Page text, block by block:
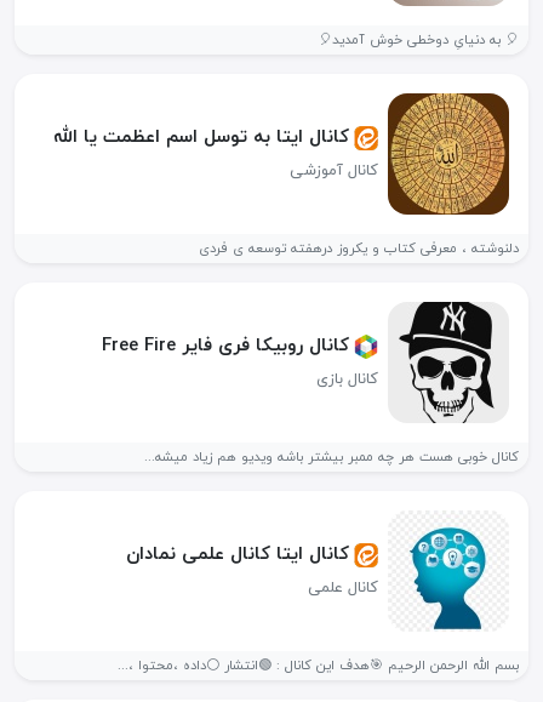
🎈 به دنیایِ دوخطی خوش آمدید🎈
کانال ایتا به توسل اسم اعظمت یا الله
کانال آموزشی
دلنوشته ، معرفی کتاب و یکروز درهفته توسعه ی فردی
کانال روبیکا فری فایر Free Fire
کانال بازی
کانال خوبی هست هر چه ممبر بیشتر باشه ویدیو هم زیاد میشه...
کانال ایتا کانال علمی نمادان
کانال علمی
بسم الله الرحمن الرحیم 🎯هدف این کانال : 🟢انتشار ⚪داده ،محتوا ،...